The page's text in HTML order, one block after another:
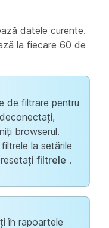
datele curente.
la fiecare 60 de
de filtrare pentru
browserul.
la setările
filtrele .
în rapoartele